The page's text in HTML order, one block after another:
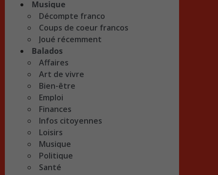
Musique
Décompte franco
Coups de coeur francos
Joué récemment
Balados
Affaires
Art de vivre
Bien-être
Emploi
Finances
Infos citoyennes
Loisirs
Musique
Politique
Santé